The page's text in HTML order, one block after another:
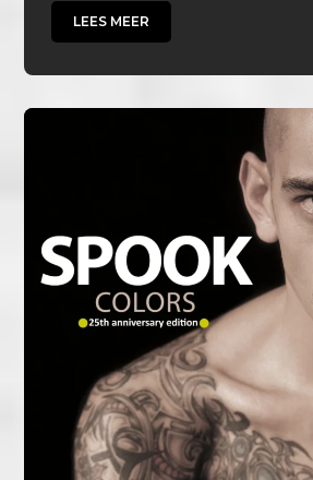
LEES MEER